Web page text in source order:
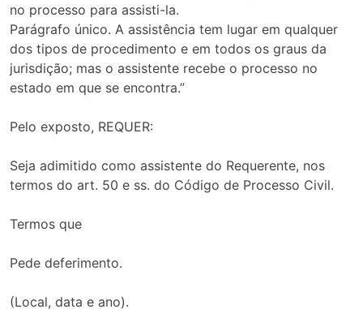
no processo para assisti-la.
Parágrafo único. A assistência tem lugar em qualquer
dos tipos de procedimento e em todos os graus da
jurisdição; mas o assistente recebe o processo no
estado em que se encontra.”
Pelo exposto, REQUER:
Seja adimitido como assistente do Requerente, nos
termos do art. 50 e ss. do Código de Processo Civil.
Termos que
Pede deferimento.
(Local, data e ano).